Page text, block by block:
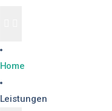
Home
Leistungen